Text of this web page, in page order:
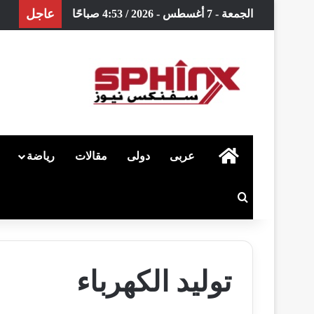
الجمعة - 7 أغسطس - 2026 / 4:53 صباحًا عاجل
الرئيسية
عربى دولى مقالات رياضة
توليد الكهرباء